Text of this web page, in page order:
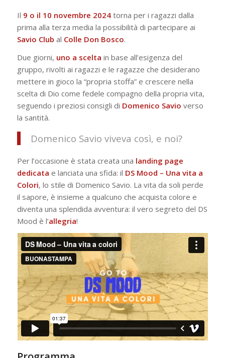
Il 9 o il 10 novembre 2024 torna per i ragazzi dalla
prima alla terza media la possibilità di partecipare ai
Savio Club al Colle Don Bosco.
Due giorni, uno a scelta in base all’esigenza del
gruppo, rivolti ai ragazzi e le ragazze che desiderano
mettere in gioco la “propria stoffa” e crescere nella
scelta di Dio come fedele compagno della propria vita,
seguendo i preziosi consigli di Domenico Savio verso
la santità.
Domenico Savio viveva così, e noi?
Per l’occasione è stata creata una landing page
dedicata e lanciata una sfida: il DS Mood – Una vita a
Colori, lo stile di Domenico Savio. La vita da soli perde
il sapore, è insieme a qualcuno che acquista colore e
diventa una splendida avventura: il vero segreto del DS
Mood è l’allegria!